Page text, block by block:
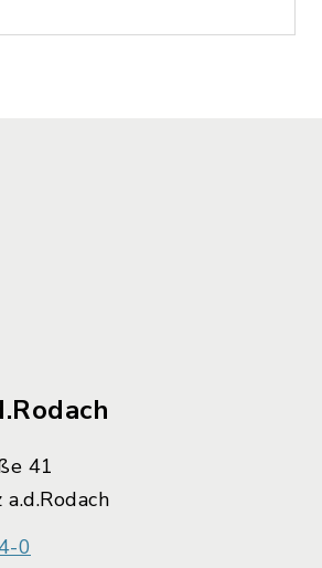
41
0